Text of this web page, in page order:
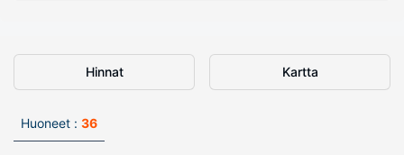
Hinnat Kartta
Huoneet : 36